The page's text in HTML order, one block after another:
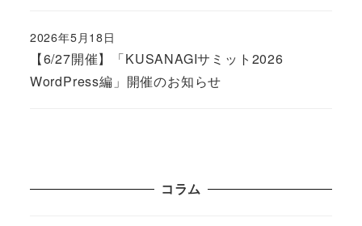
【6/27開催】「KUSANAGIサミット2026
WordPress編」開催のお知らせ
Published
2026年5月18日
コラム